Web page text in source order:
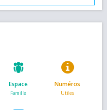
Espace Numéros